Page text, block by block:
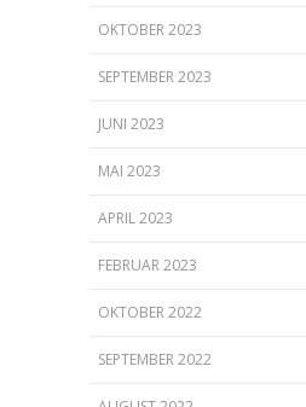
OKTOBER 2023
SEPTEMBER 2023
JUNI 2023
MAI 2023
APRIL 2023
FEBRUAR 2023
OKTOBER 2022
SEPTEMBER 2022